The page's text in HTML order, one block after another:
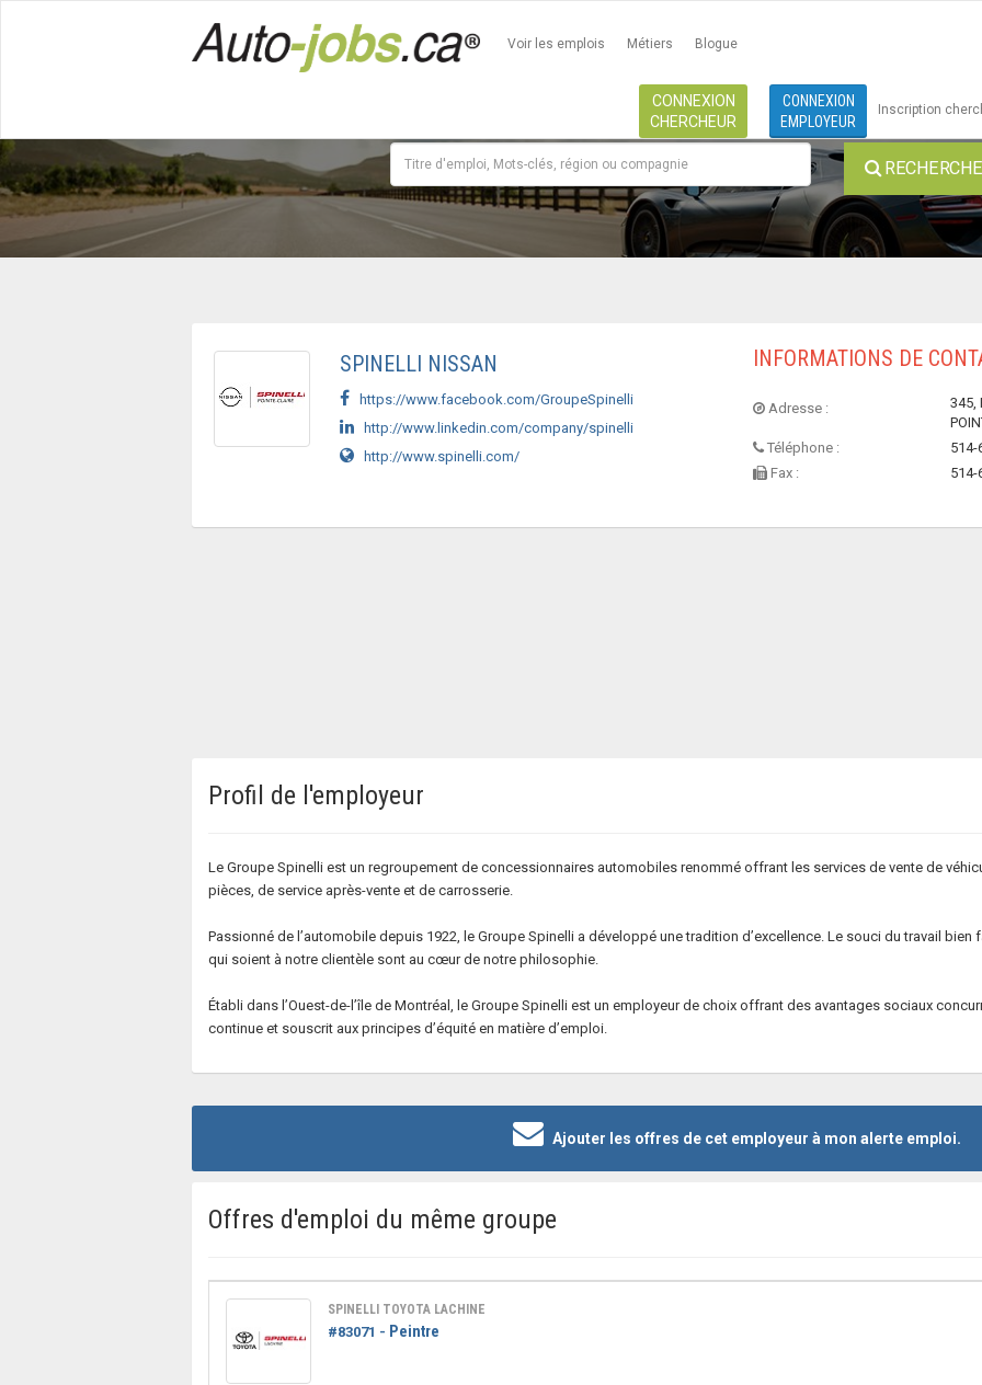
Voir les emplois Métiers Blogue
CONNEXION
CHERCHEUR
CONNEXION
EMPLOYEUR
Inscription
SPINELLI NISSAN
https://www.facebook.com/GroupeSpinelli
http://www.linkedin.com/company/spinelli
http://www.spinelli.com/
INFORMATIONS DE
Adresse :
345,
Téléphone :
514-
Fax :
514-
Profil de l'employeur
Le Groupe Spinelli est un regroupement de concessionnaires automobiles renommé offrant les services de vente de
pièces, de service après-vente et de carrosserie.
Passionné de l’automobile depuis 1922, le Groupe Spinelli a développé une tradition d’excellence. Le souci du travail
qui soient à notre clientèle sont au cœur de notre philosophie.
Établi dans l’Ouest-de-l’île de Montréal, le Groupe Spinelli est un employeur de choix offrant des avantages sociaux
continue et souscrit aux principes d’équité en matière d’emploi.
Ajouter les offres de cet employeur à mon alerte emploi.
Offres d'emploi du même groupe
SPINELLI TOYOTA LACHINE
#83071 - Peintre